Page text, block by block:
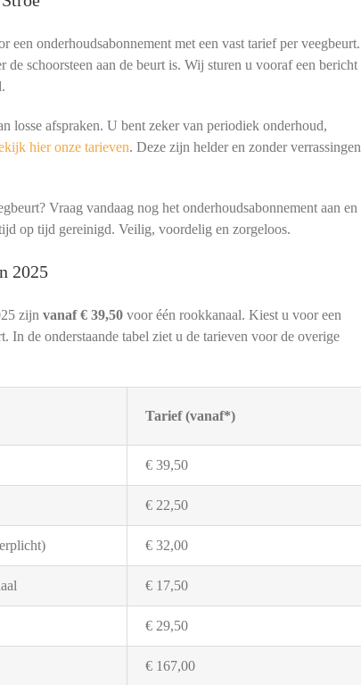
onderhoudsabonnement met een vast tarief per veegbeurt.
schoorsteen aan de beurt is. Wij sturen u vooraf een bericht
losse afspraken. U bent zeker van periodiek onderhoud,
hier onze tarieven. Deze zijn helder en zonder verrassingen
Vraag vandaag nog het onderhoudsabonnement aan en
op tijd gereinigd. Veilig, voordelig en zorgeloos.
2025
zijn vanaf € 39,50voor één rookkanaal. Kiest u voor een
In de onderstaande tabel ziet u de tarieven voor de overige
Tarief (vanaf*)
€ 39,50
€ 22,50
€ 32,00
€ 17,50
€ 29,50
€ 167,00